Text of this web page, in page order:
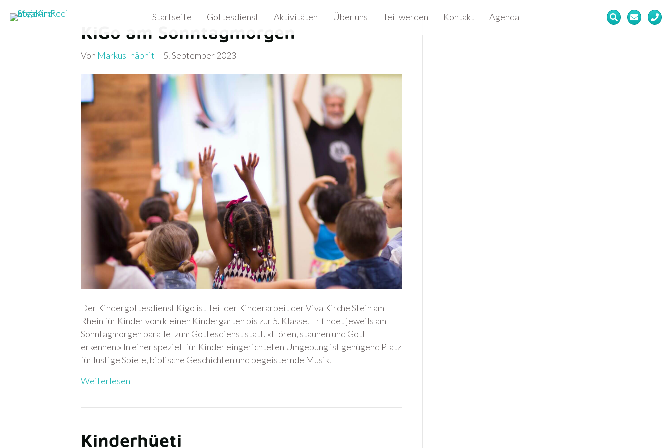
Startseite Gottesdienst Aktivitäten Über uns Teil werden Kontakt Agenda
KiGo am Sonntagmorgen
Von Markus Inäbnit | 5. September 2023
Der Kindergottesdienst Kigo ist Teil der Kinderarbeit der Viva Kirche Stein am
Rhein für Kinder vom kleinen Kindergarten bis zur 5. Klasse. Er findet jeweils am
Sonntagmorgen parallel zum Gottesdienst statt. «Hören, staunen und Gott
erkennen.» In einer speziell für Kinder eingerichteten Umgebung ist genügend Platz
für lustige Spiele, biblische Geschichten und begeisternde Musik.
Weiterlesen
Kinderhüeti